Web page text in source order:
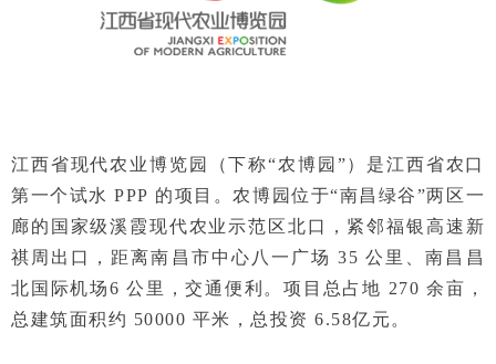
江西省现代农业博览园（下称“农博园”）是江西省农口
第一个试水 PPP 的项目。农博园位于“南昌绿谷”两区一
廊的国家级溪霞现代农业示范区北口，紧邻福银高速新
祺周出口，距离南昌市中心八一广场 35 公里、南昌昌
北国际机场6 公里，交通便利。项目总占地 270 余亩，
总建筑面积约 50000 平米，总投资 6.58亿元。